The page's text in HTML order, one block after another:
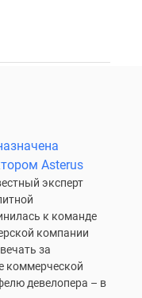
Asterus
эксперт
к команде
компании
за
коммерческой
девелопера – в